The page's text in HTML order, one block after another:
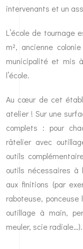
intervenants et un
L’école de tournage
m², ancienne
municipalité et mis
l’école.
Au cœur de cet
atelier ! Sur une
complets : pour
râtelier avec
outils
outils nécessaires à
aux finitions (par
raboteuse,
outillage à main,
meuler, scie radiale…).